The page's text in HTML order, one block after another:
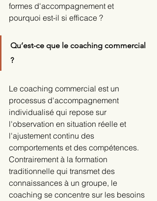
formes d'accompagnement et
pourquoi est-il si efficace ?
Qu’est-ce que le coaching commercial
?
Le coaching commercial est un
processus d'accompagnement
individualisé qui repose sur
l'observation en situation réelle et
l'ajustement continu des
comportements et des compétences.
Contrairement à la formation
traditionnelle qui transmet des
connaissances à un groupe, le
coaching se concentre sur les besoins